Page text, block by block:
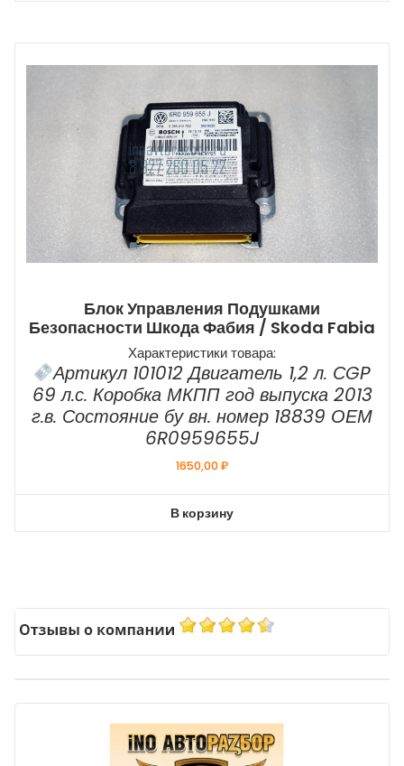
Блок Управления Подушками
Безопасности Шкода Фабия / Skoda Fabia
Характеристики товара:
Артикул 101012 Двигатель 1,2 л. СGP
69 л.с. Коробка МКПП год выпуска 2013
г.в. Состояние бу вн. номер 18839 ОЕМ
6R0959655J
1650,00₽
В корзину